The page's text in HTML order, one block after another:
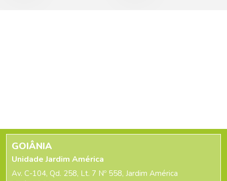
GOIÂNIA
Unidade Jardim América
Av. C-104, Qd. 258, Lt. 7 Nº 558, Jardim América